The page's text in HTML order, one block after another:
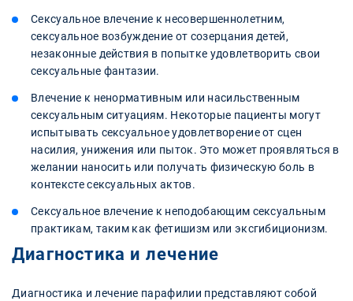
Сексуальное влечение к несовершеннолетним,
сексуальное возбуждение от созерцания детей,
незаконные действия в попытке удовлетворить свои
сексуальные фантазии.
Влечение к ненормативным или насильственным
сексуальным ситуациям. Некоторые пациенты могут
испытывать сексуальное удовлетворение от сцен
насилия, унижения или пыток. Это может проявляться в
желании наносить или получать физическую боль в
контексте сексуальных актов.
Сексуальное влечение к неподобающим сексуальным
практикам, таким как фетишизм или эксгибиционизм.
Диагностика и лечение
Диагностика и лечение парафилии представляют собой